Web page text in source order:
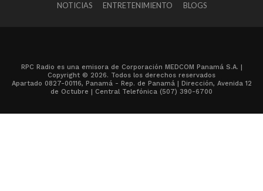
NOTICIAS ENTRETENIMIENTO BLOGS
RPC Radio es una emisora de Corporación MEDCOM Panamá S.A. |
Copyright © 2026. Todos los derechos reservados
Apartado 0827-00116, Panamá - Rep. de Panamá | Dirección, Avenida 12
de Octubre | Central Telefónica (507) 390-6700